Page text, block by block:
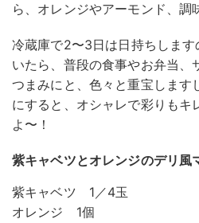
ら、オレンジやアーモンド、調
冷蔵庫で2〜3日は日持ちしま
いたら、普段の食事やお弁当、
つまみにと、色々と重宝します
にすると、オシャレで彩りもキ
よ〜！
紫キャベツとオレンジのデリ風
紫キャベツ 1／4玉
オレンジ 1個